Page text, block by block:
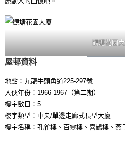
觀塘花園
屋邨資料
地點：九龍牛頭角道225-297號
入伙年份：1966-1967（第二期）
樓宇數目：5
樓宇類型：中央/單邊走廊式長型大廈
樓宇名稱：孔雀樓、百靈樓、喜鵲樓、燕